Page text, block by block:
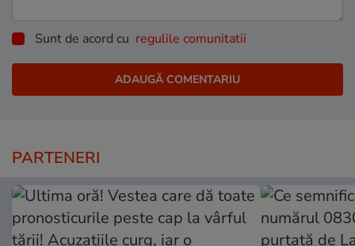
Sunt de acord cu regulile comunitatii
PARTENERI